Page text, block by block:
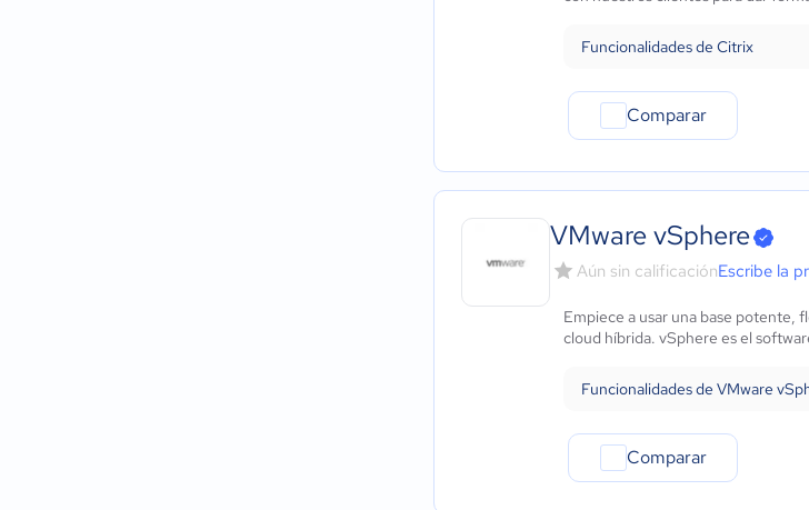
Funcionalidades de Citrix
Comparar
VMware vSphere
Aún sin calificaciónEscribe la
Empiece a usar una base potente,
cloud híbrida. vSphere es el
Funcionalidades de VMware
Comparar